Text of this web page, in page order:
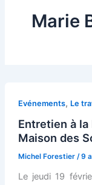
Marie
Evénements, Le
Entretien à
Maison des
Michel Forestier /9
Le jeudi 19